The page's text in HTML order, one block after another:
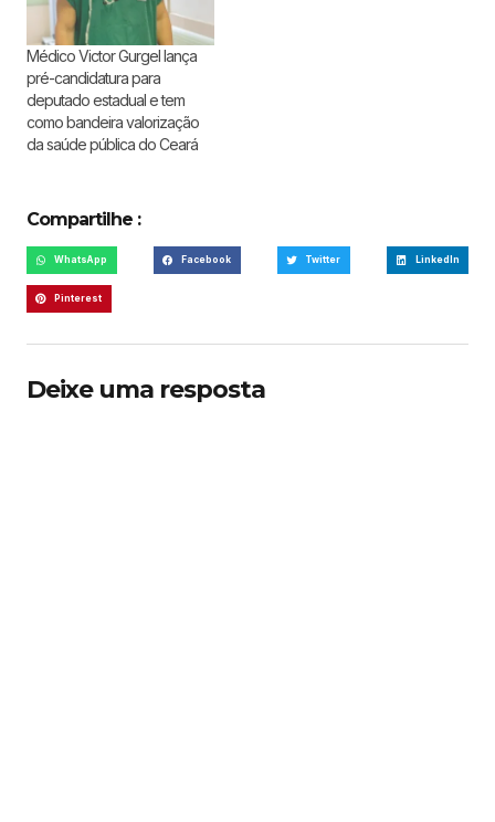
Médico Victor Gurgel lança
pré-candidatura para
deputado estadual e tem
como bandeira valorização
da saúde pública do Ceará
Compartilhe :
WhatsApp Facebook Twitter LinkedIn
Pinterest
Deixe uma resposta